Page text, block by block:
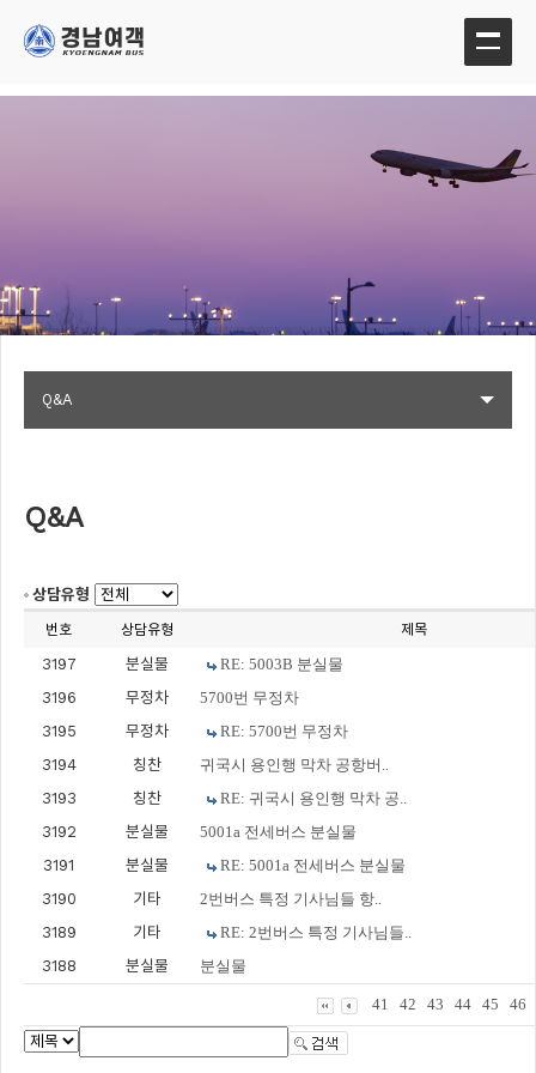
Q&A
Q&A
상담유형
번호 상담유형 제목
3197 분실물
RE: 5003B 분실물
3196
무정차
5700번 무정차
3195
무정차
RE: 5700번 무정차
3194
칭찬
귀국시 용인행 막차 공항버..
3193
칭찬
RE: 귀국시 용인행 막차 공..
3192
분실물
5001a 전세버스 분실물
3191
분실물
RE: 5001a 전세버스 분실물
3190
기타
2번버스 특정 기사님들 항..
3189
기타
RE: 2번버스 특정 기사님들..
3188
분실물 분실물
41 42 43 44 45 46